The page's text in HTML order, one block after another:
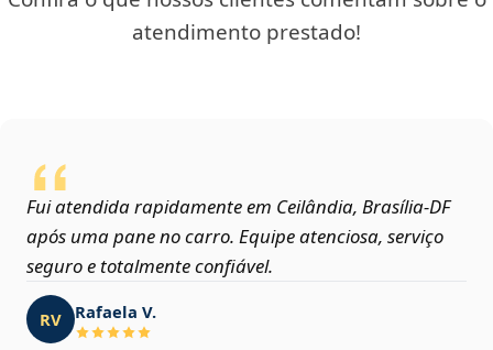
atendimento prestado!
Fui atendida rapidamente em Ceilândia, Brasília‑DF
após uma pane no carro. Equipe atenciosa, serviço
seguro e totalmente confiável.
RV Rafaela V.